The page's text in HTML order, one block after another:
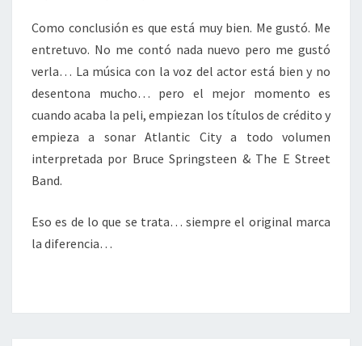
Como conclusión es que está muy bien. Me gustó. Me
entretuvo. No me contó nada nuevo pero me gustó
verla… La música con la voz del actor está bien y no
desentona mucho… pero el mejor momento es
cuando acaba la peli, empiezan los títulos de crédito y
empieza a sonar Atlantic City a todo volumen
interpretada por Bruce Springsteen & The E Street
Band.
Eso es de lo que se trata… siempre el original marca
la diferencia…